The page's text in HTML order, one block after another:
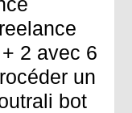
2 avec 6
un
bot